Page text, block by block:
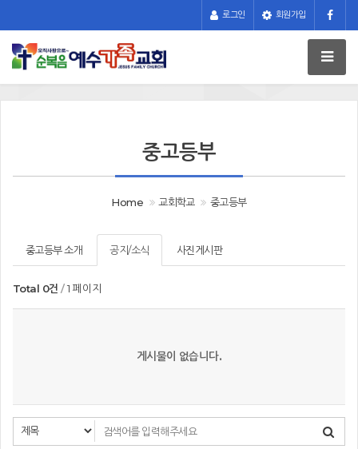
로그인 회원가입
중고등부
Home 교회학교 중고등부
중고등부 소개 공지/소식 사진게시판
Total 0건 1 페이지
게시물이 없습니다.